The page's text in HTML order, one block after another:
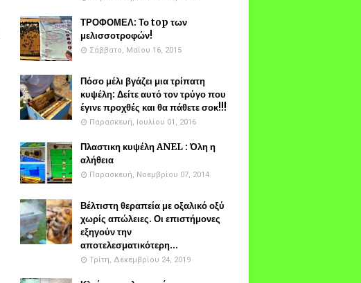
ΤΡΟΦΟΜΕΛ: Το top των
μελισσοτροφών!
Σάββατο, Μαΐου 16, 2015
Πόσο μέλι βγάζει μια τρίπατη
κυψέλη: Δείτε αυτό τον τρύγο που
έγινε προχθές και θα πάθετε σοκ!!!
Παρασκευή, Ιουλίου 01, 2016
Πλαστικη κυψέλη ANEL : Όλη η
αλήθεια
Παρασκευή, Νοεμβρίου 07, 2014
Βέλτιστη θεραπεία με οξαλικό οξύ
χωρίς απώλειες. Οι επιστήμονες
εξηγούν την
αποτελεσματικότερη...
Τρίτη, Δεκεμβρίου 24, 2019